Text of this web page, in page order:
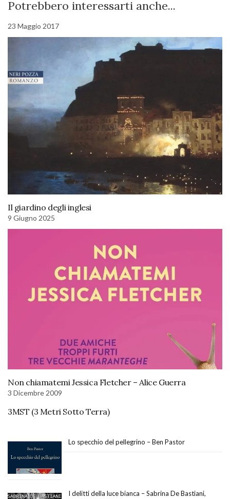
Potrebbero interessarti anche...
23 Maggio 2017
Il giardino degli inglesi
9 Giugno 2025
Non chiamatemi Jessica Fletcher – Alice Guerra
3 Dicembre 2009
3MST (3 Metri Sotto Terra)
Lo specchio del pellegrino – Ben Pastor
I delitti della luce bianca – Sabrina De Bastiani,